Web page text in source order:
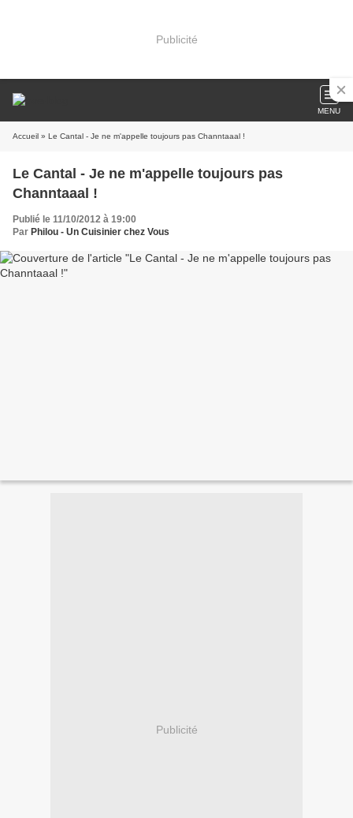
Publicité
MENU
Accueil » Le Cantal - Je ne m'appelle toujours pas Channtaaal !
Le Cantal - Je ne m'appelle toujours pas
Channtaaal !
Publié le 11/10/2012 à 19:00
Par Philou - Un Cuisinier chez Vous
Publicité